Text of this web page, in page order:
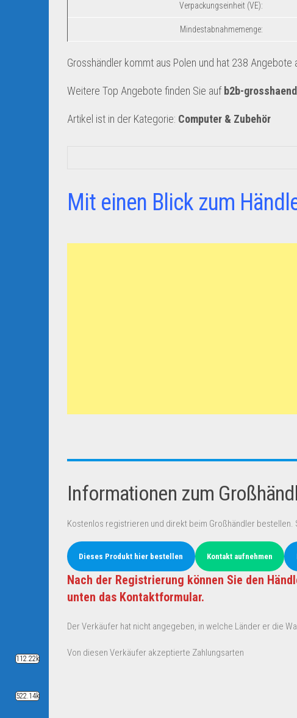
Verpackungseinheit (VE):
Mindestabnahmemenge:
Grosshändler kommt aus Polen und hat 238
Weitere Top Angebote finden Sie auf b2b-
Artikel ist in der Kategorie: Computer & Zubehör
Mit einen Blick zum
Informationen zum
Kostenlos registrieren und direkt beim Großhändler
Dieses Produkt hier bestellen Kontakt aufnehmen
Nach der Registrierung können Sie den
unten das Kontaktformular.
Der Verkäufer hat nicht angegeben, in welche Länder er die
Von diesen Verkäufer akzeptierte Zahlungsarten
112.22k
522.14k